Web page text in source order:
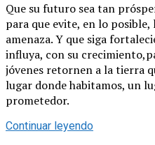
Que su futuro sea tan
para que evite, en lo
amenaza. Y que siga
influya, con su
jóvenes retornen a la tierra
lugar donde habitamos, un
prometedor.
Continuar leyendo